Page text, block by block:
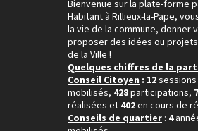
Bienvenue sur la plate-forme
Habitant à Rillieux-la-Pape,
la vie de la commune, donner
proposer des idées ou
de la Ville !
Quelques chiffres de la
Conseil Citoyen : 12
mobilisés, 428participations,
réalisées et 402en cours de
Conseils de quartier : 4